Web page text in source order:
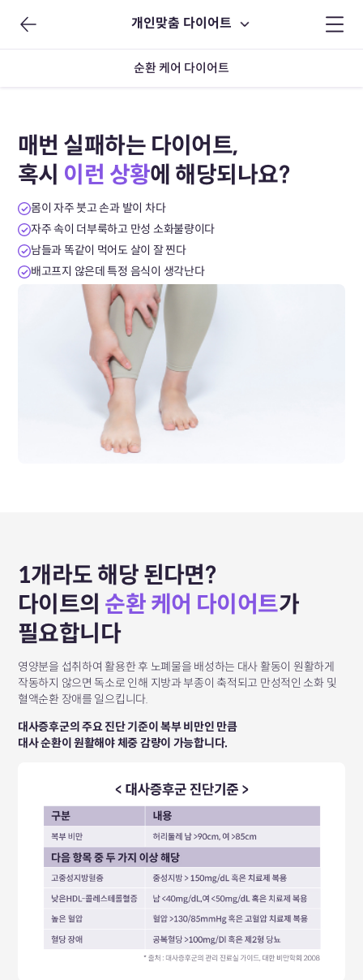
개인맞춤 다이어트
순환 케어 다이어트
매번 실패하는 다이어트,
혹시 이런 상황에 해당되나요?
몸이 자주 붓고 손과 발이 차다
자주 속이 더부룩하고 만성 소화불량이다
남들과 똑같이 먹어도 살이 잘 찐다
배고프지 않은데 특정 음식이 생각난다
1개라도 해당 된다면?
다이트의 순환 케어 다이어트가
필요합니다
영양분을 섭취하여 활용한 후 노폐물을 배성하는 대사 활동이 원활하게
작동하지 않으면 독소로 인해 지방과 부종이 축적되고 만성적인 소화 및
혈액순환 장애를 일으킵니다.
대사증후군의 주요 진단 기준이 복부 비만인 만큼
대사 순환이원활해야 체중 감량이 가능합니다.